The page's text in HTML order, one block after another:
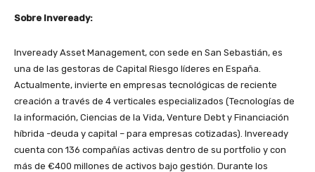
Sobre Inveready:
Inveready Asset Management, con sede en San Sebastián, es
una de las gestoras de Capital Riesgo líderes en España.
Actualmente, invierte en empresas tecnológicas de reciente
creación a través de 4 verticales especializados (Tecnologías de
la información, Ciencias de la Vida, Venture Debt y Financiación
híbrida -deuda y capital – para empresas cotizadas). Inveready
cuenta con 136 compañías activas dentro de su portfolio y con
más de €400 millones de activos bajo gestión. Durante los